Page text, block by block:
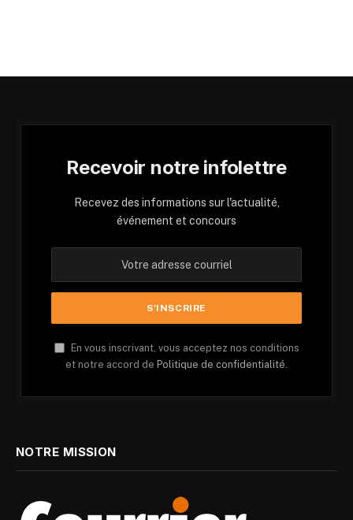
Recevoir notre infolettre
Recevez des informations sur l'actualité,
événement et concours
En vous inscrivant, vous acceptez nos conditions
et notre accord de Politique de confidentialité.
NOTRE MISSION